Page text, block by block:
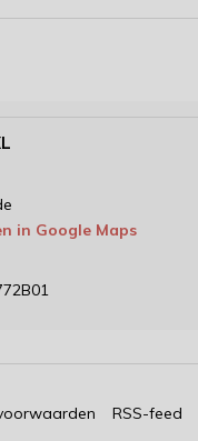
in Google Maps
RSS-feed